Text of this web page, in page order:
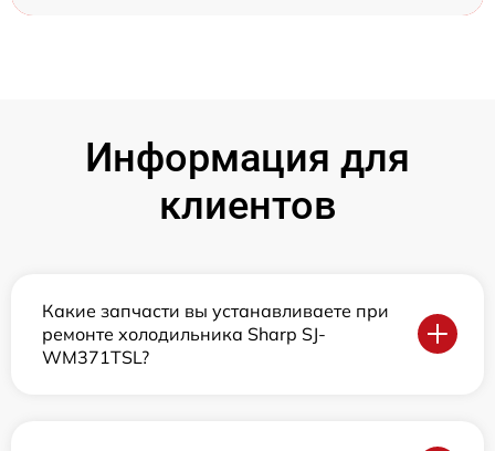
Информация для
клиентов
Какие запчасти вы устанавливаете при
ремонте холодильника Sharp SJ-
WM371TSL?